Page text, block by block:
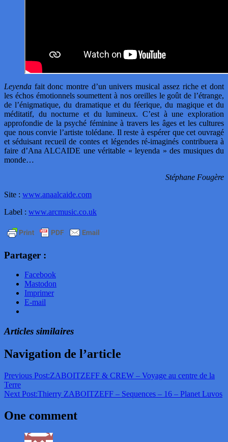
Leyenda fait donc montre d’un univers musical assez riche et dont
les échos émotionnels soumettent à nos oreilles le goût de l’étrange,
de l’énigmatique, du dramatique et du féerique, du magique et du
méditatif, du nocturne et du lumineux. C’est à une exploration
approfondie de la psyché féminine à travers les âges et les cultures
que nous convie l’artiste tolédane. Il reste à espérer que cet ouvragé
et séduisant recueil de contes et légendes ré-imaginés contribuera à
faire d’Ana ALCAIDE une véritable « leyenda » des musiques du
monde…
Stéphane Fougère
Site : www.anaalcaide.com
Label : www.arcmusic.co.uk
Partager :
Facebook
Mastodon
Imprimer
E-mail
Articles similaires
Navigation de l’article
Previous Post:ZABOITZEFF & CREW – Voyage au centre de la
Terre
Next Post:Thierry ZABOITZEFF – Sequences – 16 – Planet Luvos
One comment